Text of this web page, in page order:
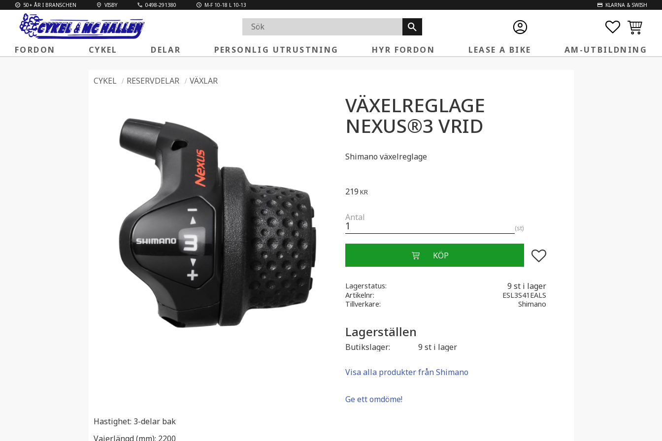
50+ ÅR I BRANSCHEN VISBY 0498-291380 M-F 10-18 L 10-13 KLARNA & SWISH
FORDON CYKEL DELAR PERSONLIG UTRUSTNING HYR FORDON LEASE A BIKE AM-UTBILDNING
CYKEL RESERVDELAR VÄXLAR
VÄXELREGLAGE
NEXUS®3 VRID
Shimano växelreglage
219 KR
Antal
st
Lägg till i favoriter
Lagerstatus 9 st i lager
Artikelnr
ESL3S41EALS
Tillverkare
Shimano
Lagerställen
Butikslager 9 st i lager
Visa alla produkter från Shimano
Ge ett omdöme!
Hastighet: 3-delar bak
Vajerlängd (mm): 2200